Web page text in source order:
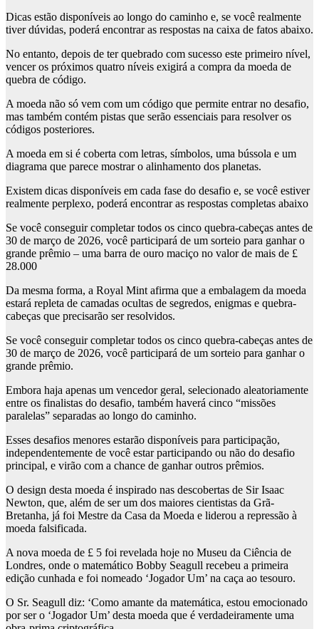
Dicas estão disponíveis ao longo do caminho e, se você realmente
tiver dúvidas, poderá encontrar as respostas na caixa de fatos abaixo.
No entanto, depois de ter quebrado com sucesso este primeiro nível,
vencer os próximos quatro níveis exigirá a compra da moeda de
quebra de código.
A moeda não só vem com um código que permite entrar no desafio,
mas também contém pistas que serão essenciais para resolver os
códigos posteriores.
A moeda em si é coberta com letras, símbolos, uma bússola e um
diagrama que parece mostrar o alinhamento dos planetas.
Existem dicas disponíveis em cada fase do desafio e, se você estiver
realmente perplexo, poderá encontrar as respostas completas abaixo
Se você conseguir completar todos os cinco quebra-cabeças antes de
30 de março de 2026, você participará de um sorteio para ganhar o
grande prêmio – uma barra de ouro maciço no valor de mais de £
28.000
Da mesma forma, a Royal Mint afirma que a embalagem da moeda
estará repleta de camadas ocultas de segredos, enigmas e quebra-
cabeças que precisarão ser resolvidos.
Se você conseguir completar todos os cinco quebra-cabeças antes de
30 de março de 2026, você participará de um sorteio para ganhar o
grande prêmio.
Embora haja apenas um vencedor geral, selecionado aleatoriamente
entre os finalistas do desafio, também haverá cinco “missões
paralelas” separadas ao longo do caminho.
Esses desafios menores estarão disponíveis para participação,
independentemente de você estar participando ou não do desafio
principal, e virão com a chance de ganhar outros prêmios.
O design desta moeda é inspirado nas descobertas de Sir Isaac
Newton, que, além de ser um dos maiores cientistas da Grã-
Bretanha, já foi Mestre da Casa da Moeda e liderou a repressão à
moeda falsificada.
A nova moeda de £ 5 foi revelada hoje no Museu da Ciência de
Londres, onde o matemático Bobby Seagull recebeu a primeira
edição cunhada e foi nomeado ‘Jogador Um’ na caça ao tesouro.
O Sr. Seagull diz: ‘Como amante da matemática, estou emocionado
por ser o ‘Jogador Um’ desta moeda que é verdadeiramente uma